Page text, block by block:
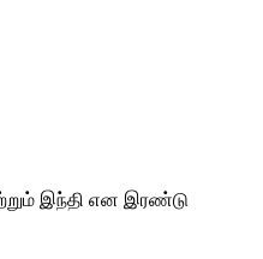
இந்தி என இரண்டு